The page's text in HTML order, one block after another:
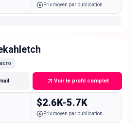
Prix moyen par publication
Voir le profil complet
$2.6K-5.7K
Prix moyen par publication